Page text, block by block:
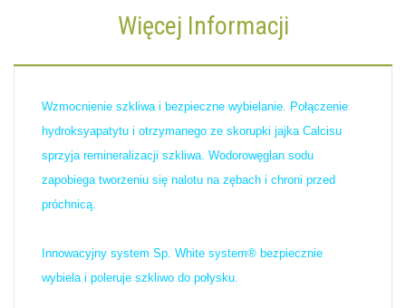
Więcej Informacji
Wzmocnienie szkliwa i bezpieczne wybielanie. Połączenie
hydroksyapatytu i otrzymanego ze skorupki jajka Calcisu
sprzyja remineralizacji szkliwa. Wodorowęglan sodu
zapobiega tworzeniu się nalotu na zębach i chroni przed
próchnicą.
Innowacyjny system Sp. White system® bezpiecznie
wybiela i poleruje szkliwo do połysku.